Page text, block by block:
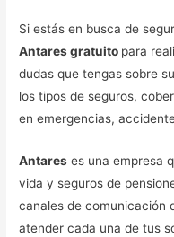
Si estás en busca de
Antares gratuito para
dudas que tengas sobre
los tipos de seguros,
en emergencias,
Antares es una empresa
vida y seguros de
canales de comunicación
atender cada una de tus